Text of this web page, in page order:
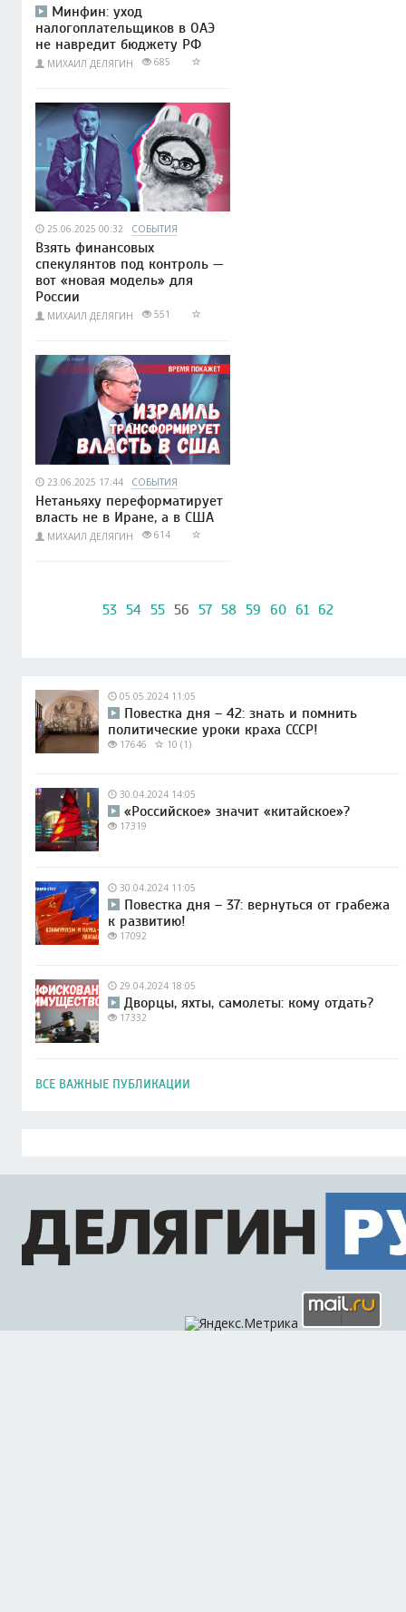
Минфин: уход
налогоплательщиков в ОАЭ
не навредит бюджету РФ
МИХАИЛ ДЕЛЯГИН 685
25.06.2025 00:32 СОБЫТИЯ
Взять финансовых
спекулянтов под контроль —
вот «новая модель» для
России
МИХАИЛ ДЕЛЯГИН 551
23.06.2025 17:44 СОБЫТИЯ
Нетаньяху переформатирует
власть не в Иране, а в США
МИХАИЛ ДЕЛЯГИН 614
53 54 55 56 57 58 59 60 61 62
05.05.2024 11:05
Повестка дня – 42: знать и помнить
политические уроки краха СССР!
17646 10 (1)
30.04.2024 14:05
«Российское» значит «китайское»?
17319
30.04.2024 11:05
Повестка дня – 37: вернуться от грабежа
к развитию!
17092
29.04.2024 18:05
Дворцы, яхты, самолеты: кому отдать?
17332
ВСЕ ВАЖНЫЕ ПУБЛИКАЦИИ